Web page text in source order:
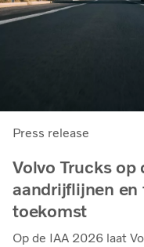
Press release
Volvo Trucks
aandrijflijnen en
toekomst
Op de IAA 2026 laat